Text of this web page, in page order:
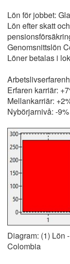
Lön för jobbet:
Lön efter skatt
Genomsnittslön
Löner betalas i
Erfaren karriär:
Mellankarriär:
Nybörjarnivå: -9%
Diagram: (1) Lön
Colombia